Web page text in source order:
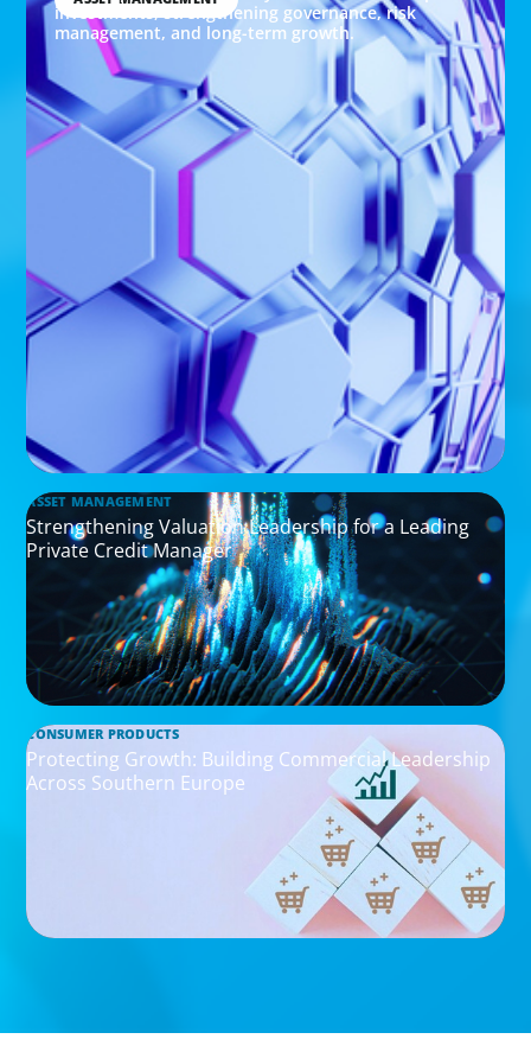
investments, strengthening governance, risk
management, and long-term growth.
ASSET MANAGEMENT
Strengthening Valuation Leadership for a Leading
Private Credit Manager
CONSUMER PRODUCTS
Protecting Growth: Building Commercial Leadership
Across Southern Europe